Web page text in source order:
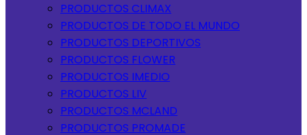
PRODUCTOS CLIMAX
PRODUCTOS DE TODO EL MUNDO
PRODUCTOS DEPORTIVOS
PRODUCTOS FLOWER
PRODUCTOS IMEDIO
PRODUCTOS LIV
PRODUCTOS MCLAND
PRODUCTOS PROMADE